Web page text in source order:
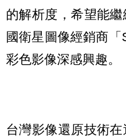
的解析度，希望能
國衛星圖像經銷商
彩色影像深感興趣。
台灣影像還原技術在